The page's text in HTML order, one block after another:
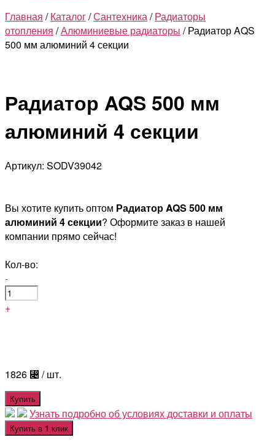
Главная /Каталог/Сантехника/Радиаторы
отопления /Алюминиевые радиаторы / Радиатор AQS
500 мм алюминий 4 секции
Радиатор AQS 500 мм
алюминий 4 секции
Артикул: SODV39042
Вы хотите купить оптом Радиатор AQS 500 мм
алюминий 4 секции? Оформите заказ в нашей
компании прямо сейчас!
Кол-во:
-
+
1826 ⃄ / шт.
Купить
Узнать подробно об условиях доставки и оплаты
Купить в 1 клик